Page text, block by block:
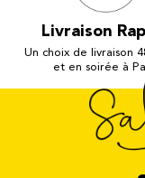
Livraison
Un choix de livraison
et en soirée à